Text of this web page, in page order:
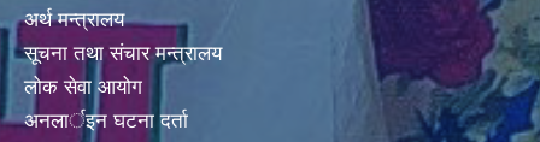
अर्थ मन्त्रालय
सूचना तथा संचार मन्त्रालय
लोक सेवा आयोग
अनलार्इन घटना दर्ता